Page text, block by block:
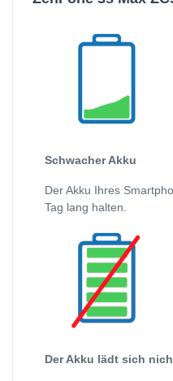
Schwacher Akku
Der Akku Ihres
Tag lang halten.
Der Akku lädt sich